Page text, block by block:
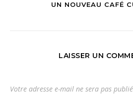
UN NOUVEAU CAFÉ
LAISSER UN
Votre adresse e-mail ne sera pas